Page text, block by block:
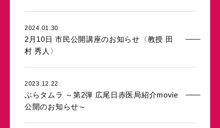
2024.01.30
2月10日 市民公開講座のお知らせ〈教授 田
村 秀人〉
2023.12.22
ぶらタムラ ～第2弾 広尾日赤医局紹介movie
公開のお知らせ～